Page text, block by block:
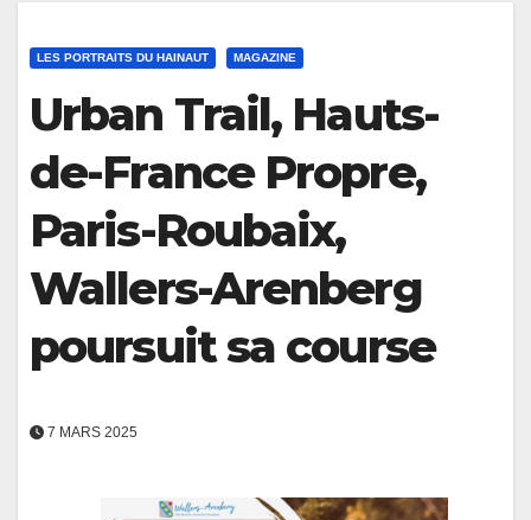
LES PORTRAITS DU HAINAUT MAGAZINE
Urban Trail, Hauts-
de-France Propre,
Paris-Roubaix,
Wallers-Arenberg
poursuit sa course
7 MARS 2025